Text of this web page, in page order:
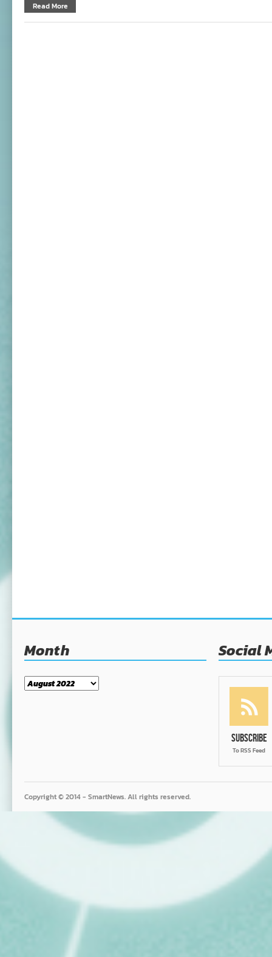
Read More
Month
Month
Social
Subscribe
To RSS Feed
Copyright © 2014 - SmartNews. All rights reserved.